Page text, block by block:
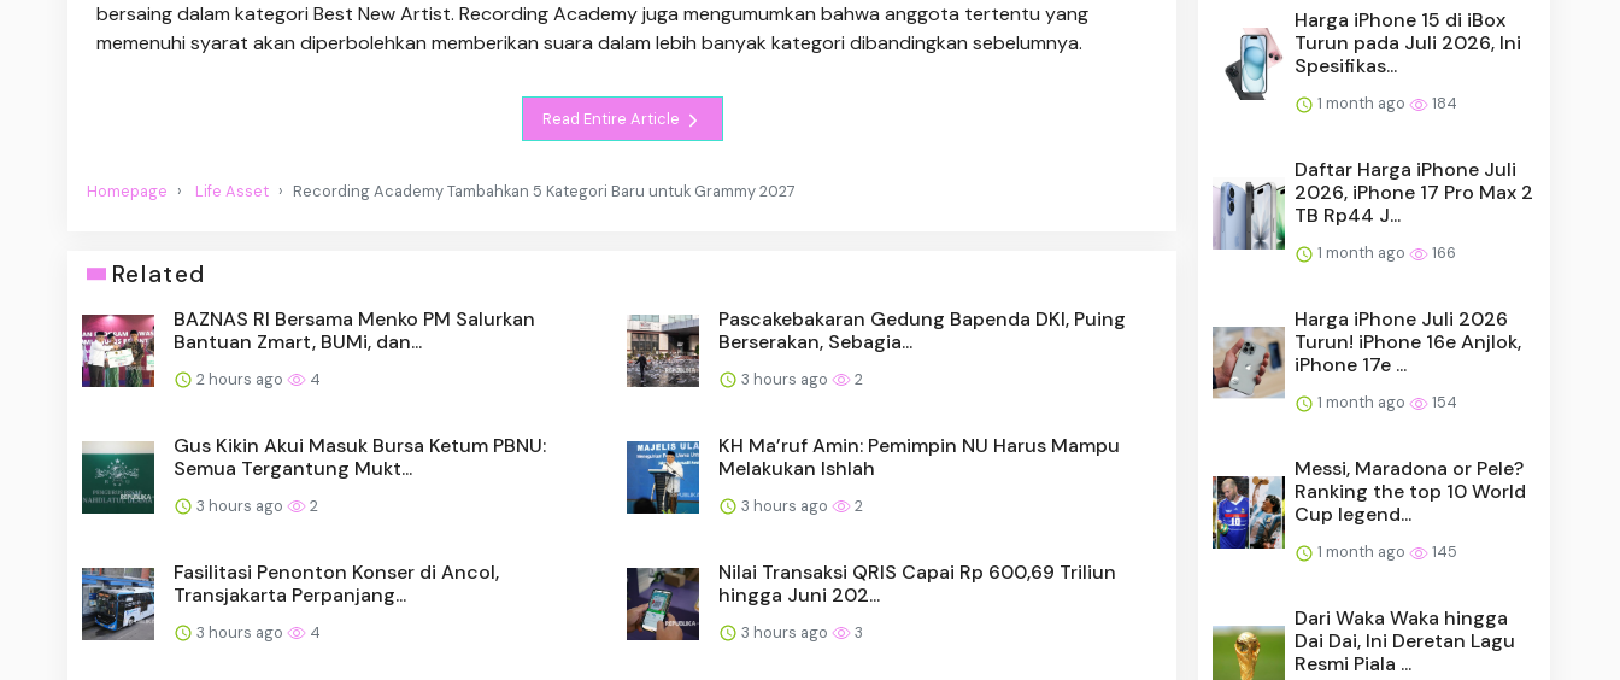
bersaing dalam kategori Best New Artist. Recording Academy juga mengumumkan bahwa anggota tertentu yang
memenuhi syarat akan diperbolehkan memberikan suara dalam lebih banyak kategori dibandingkan sebelumnya.
Read Entire Article
Homepage Life Asset Recording Academy Tambahkan 5 Kategori Baru untuk Grammy 2027
Related
BAZNAS RI Bersama Menko PM Salurkan
Bantuan Zmart, BUMi, dan...
2 hours ago 4
Pascakebakaran Gedung Bapenda DKI, Puing
Berserakan, Sebagia...
3 hours ago 2
Gus Kikin Akui Masuk Bursa Ketum PBNU:
Semua Tergantung Mukt...
3 hours ago 2
KH Ma’ruf Amin: Pemimpin NU Harus Mampu
Melakukan Ishlah
3 hours ago 2
Fasilitasi Penonton Konser di Ancol,
Transjakarta Perpanjang...
3 hours ago 4
Nilai Transaksi QRIS Capai Rp 600,69 Triliun
hingga Juni 202...
3 hours ago 3
Harga iPhone 15 di iBox
Turun pada Juli 2026, Ini
Spesifikas...
1 month ago 184
Daftar Harga iPhone Juli
2026, iPhone 17 Pro Max 2
TB Rp44 J...
1 month ago 166
Harga iPhone Juli 2026
Turun! iPhone 16e Anjlok,
iPhone 17e ...
1 month ago 154
Messi, Maradona or Pele?
Ranking the top 10 World
Cup legend...
1 month ago 145
Dari Waka Waka hingga
Dai Dai, Ini Deretan Lagu
Resmi Piala ...